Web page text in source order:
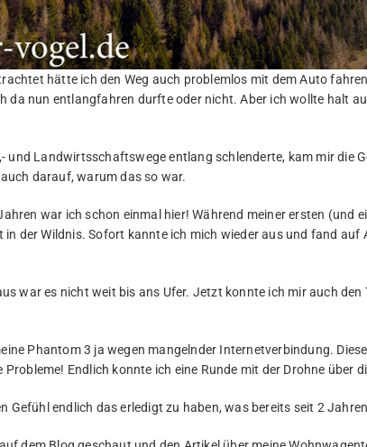
hätte ich den Weg auch problemlos mit dem Auto
da nun entlangfahren durfte oder nicht. Aber ich wollte halt
und Landwirtsschaftswege entlang schlenderte, kam mir die
darauf, warum das so war.
war ich schon einmal hier! Während meiner ersten (und
in der Wildnis. Sofort kannte ich mich wieder aus und fand auf
war es nicht weit bis ans Ufer. Jetzt konnte ich mir auch
Phantom 3 ja wegen mangelnder Internetverbindung.
Endlich konnte ich eine Runde mit der Drohne über
Gefühl endlich das erledigt zu haben, was bereits seit 2